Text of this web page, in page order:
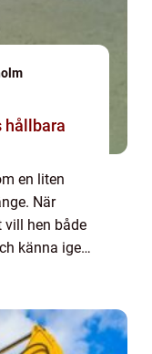
hållbara
en liten
När
vill hen både
känna igen